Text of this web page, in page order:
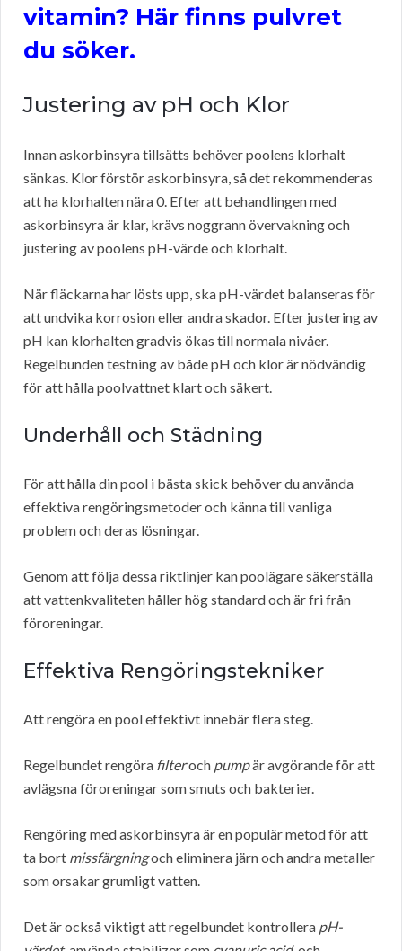
vitamin? Här finns pulvret
du söker.
Justering av pH och Klor
Innan askorbinsyra tillsätts behöver poolens klorhalt
sänkas. Klor förstör askorbinsyra, så det rekommenderas
att ha klorhalten nära 0. Efter att behandlingen med
askorbinsyra är klar, krävs noggrann övervakning och
justering av poolens pH-värde och klorhalt.
När fläckarna har lösts upp, ska pH-värdet balanseras för
att undvika korrosion eller andra skador. Efter justering av
pH kan klorhalten gradvis ökas till normala nivåer.
Regelbunden testning av både pH och klor är nödvändig
för att hålla poolvattnet klart och säkert.
Underhåll och Städning
För att hålla din pool i bästa skick behöver du använda
effektiva rengöringsmetoder och känna till vanliga
problem och deras lösningar.
Genom att följa dessa riktlinjer kan poolägare säkerställa
att vattenkvaliteten håller hög standard och är fri från
föroreningar.
Effektiva Rengöringstekniker
Att rengöra en pool effektivt innebär flera steg.
Regelbundet rengöra filteroch pumpär avgörande för att
avlägsna föroreningar som smuts och bakterier.
Rengöring med askorbinsyra är en populär metod för att
ta bort missfärgningoch eliminera järn och andra metaller
som orsakar grumligt vatten.
Det är också viktigt att regelbundet kontrollera pH-